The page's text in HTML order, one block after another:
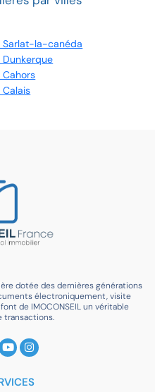
Sarlat-la-canéda
Dunkerque
Cahors
dotée des dernières générations
électroniquement, visite
de IMOCONSEIL un véritable
transactions.